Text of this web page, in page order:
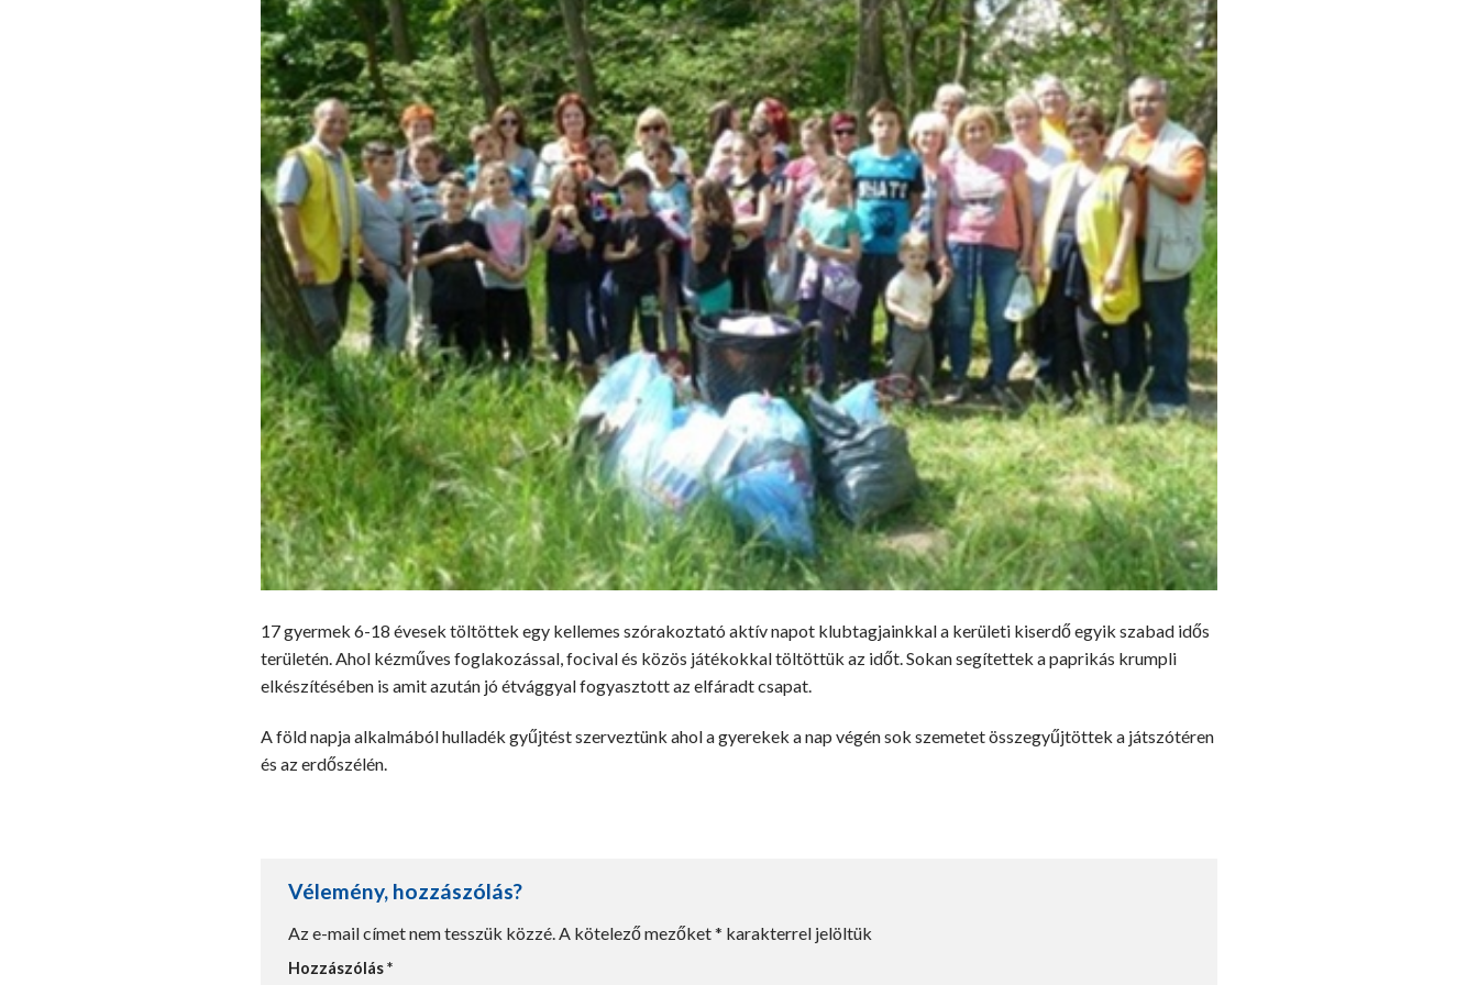
17 gyermek 6-18 évesek töltöttek egy kellemes szórakoztató aktív napot klubtagjainkkal a kerületi kiserdő egyik szabad idős
területén. Ahol kézműves foglakozással, focival és közös játékokkal töltöttük az időt. Sokan segítettek a paprikás krumpli
elkészítésében is amit azután jó étvággyal fogyasztott az elfáradt csapat.
A föld napja alkalmából hulladék gyűjtést szerveztünk ahol a gyerekek a nap végén sok szemetet összegyűjtöttek a játszótéren
és az erdőszélén.
Vélemény, hozzászólás?
Az e-mail címet nem tesszük közzé.A kötelező mezőket* karakterrel jelöltük
Hozzászólás*